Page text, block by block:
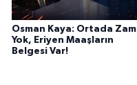
Osman Kaya: Ortada Zam
Yok, Eriyen Maaşların
Belgesi Var!